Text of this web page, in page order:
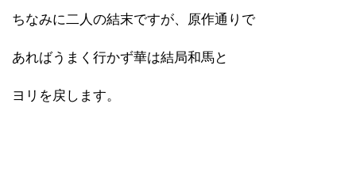
ちなみに二人の結末ですが、原作通りで
あればうまく行かず華は結局和馬と
ヨリを戻します。